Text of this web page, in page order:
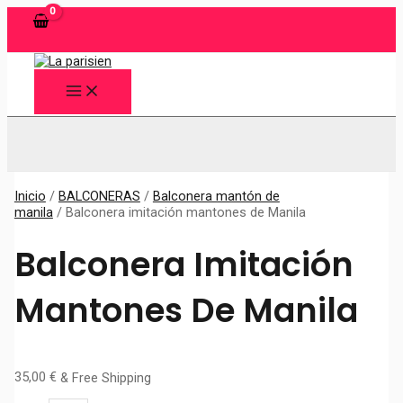
MAIN
MENU
Inicio / BALCONERAS / Balconera mantón de
manila/ Balconera imitación mantones de Manila
Balconera Imitación
Mantones De Manila
35,00 € & Free Shipping